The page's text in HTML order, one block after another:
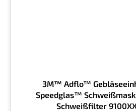
3M™ Adflo™
Speedglas™
Schweißfilter